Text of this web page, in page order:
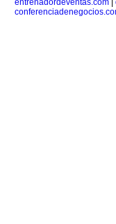
entrenadordeventas.com